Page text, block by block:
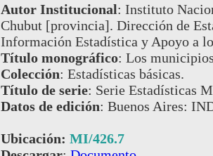
Autor Institucional: Instituto
Chubut [provincia]. Dirección de
Información Estadística y Apoyo a
Título monográfico: Los
Colección: Estadísticas básicas.
Título de serie: Serie Estadísticas
Datos de edición: Buenos Aires:
Ubicación: MI/426.7